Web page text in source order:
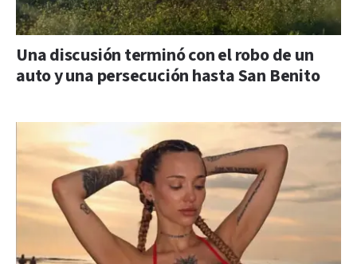
Una discusión terminó con el robo de un
auto y una persecución hasta San Benito